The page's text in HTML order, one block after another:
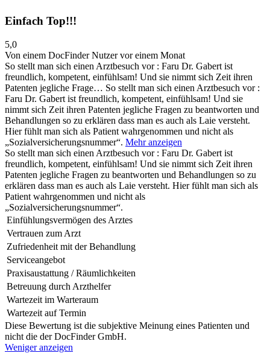
Einfach Top!!!
5,0
Von einem DocFinder Nutzervor einem Monat
So stellt man sich einen Arztbesuch vor : Faru Dr. Gabert ist
freundlich, kompetent, einfühlsam! Und sie nimmt sich Zeit ihren
Patenten jegliche Frage… So stellt man sich einen Arztbesuch vor :
Faru Dr. Gabert ist freundlich, kompetent, einfühlsam! Und sie
nimmt sich Zeit ihren Patenten jegliche Fragen zu beantworten und
Behandlungen so zu erklären dass man es auch als Laie versteht.
Hier fühlt man sich als Patient wahrgenommen und nicht als
„Sozialversicherungsnummer“. Mehr anzeigen
So stellt man sich einen Arztbesuch vor : Faru Dr. Gabert ist
freundlich, kompetent, einfühlsam! Und sie nimmt sich Zeit ihren
Patenten jegliche Fragen zu beantworten und Behandlungen so zu
erklären dass man es auch als Laie versteht. Hier fühlt man sich als
Patient wahrgenommen und nicht als
„Sozialversicherungsnummer“.
Einfühlungsvermögen des Arztes
Vertrauen zum Arzt
Zufriedenheit mit der Behandlung
Serviceangebot
Praxisaustattung / Räumlichkeiten
Betreuung durch Arzthelfer
Wartezeit im Warteraum
Wartezeit auf Termin
Diese Bewertung ist die subjektive Meinung eines Patienten und
nicht die der DocFinder GmbH.
Weniger anzeigen